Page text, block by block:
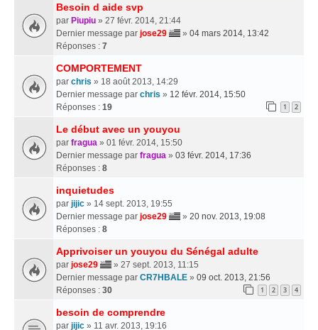
Besoin d aide svp
par Piupiu » 27 févr. 2014, 21:44
Dernier message par jose29 » 04 mars 2014, 13:42
Réponses : 7
COMPORTEMENT
par chris » 18 août 2013, 14:29
Dernier message par chris » 12 févr. 2014, 15:50
Réponses : 19 1 2
Le début avec un youyou
par fragua » 01 févr. 2014, 15:50
Dernier message par fragua » 03 févr. 2014, 17:36
Réponses : 8
inquietudes
par jijic » 14 sept. 2013, 19:55
Dernier message par jose29 » 20 nov. 2013, 19:08
Réponses : 8
Apprivoiser un youyou du Sénégal adulte
par jose29
» 27 sept. 2013, 11:15
Dernier message par CR7HBALE » 09 oct. 2013, 21:56
Réponses : 30 1 2 3 4
besoin de comprendre
par jijic » 11 avr. 2013, 19:16